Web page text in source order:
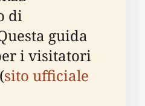
di
guida
i visitatori
sito ufficiale